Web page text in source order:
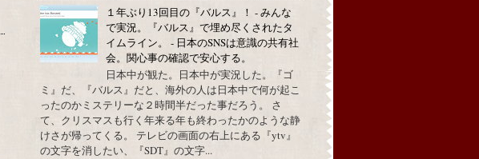
１年ぶり13回目の『バルス』！ - みんな
で実況。『バルス』で埋め尽くされたタ
イムライン。 - 日本のSNSは意識の共有社
会。関心事の確認で安心する。
日本中が観た。日本中が実況した。『ゴ
ミ』だ、『バルス』だと、海外の人は日本中で何が起こ
ったのかミステリーな２時間半だった事だろう。 さ
て、クリスマスも行く年来る年も終わったかのような静
けさが帰ってくる。 テレビの画面の右上にある『ytv』
の文字を消したい、『SDT』の文字...